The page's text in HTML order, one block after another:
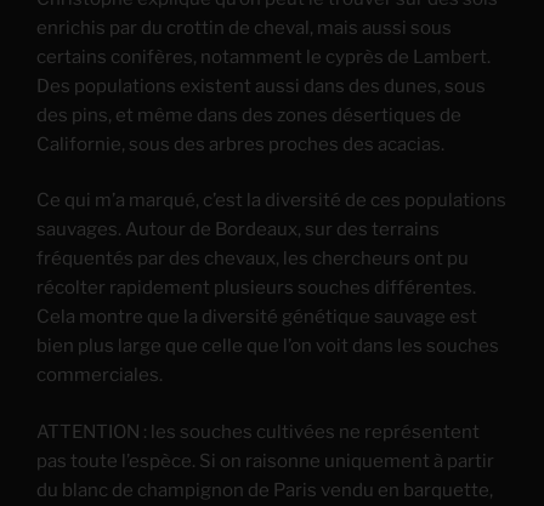
enrichis par du crottin de cheval, mais aussi sous
certains conifères, notamment le cyprès de Lambert.
Des populations existent aussi dans des dunes, sous
des pins, et même dans des zones désertiques de
Californie, sous des arbres proches des acacias.
Ce qui m’a marqué, c’est la diversité de ces populations
sauvages. Autour de Bordeaux, sur des terrains
fréquentés par des chevaux, les chercheurs ont pu
récolter rapidement plusieurs souches différentes.
Cela montre que la diversité génétique sauvage est
bien plus large que celle que l’on voit dans les souches
commerciales.
ATTENTION : les souches cultivées ne représentent
pas toute l’espèce. Si on raisonne uniquement à partir
du blanc de champignon de Paris vendu en barquette,